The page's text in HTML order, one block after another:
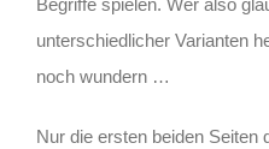
unterschiedlicher Varianten
noch wundern …
Nur die ersten beiden Seiten